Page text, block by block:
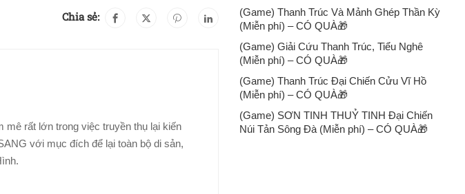
Chia sẻ:
mê rất lớn trong việc truyền thụ lại kiến
với mục đích để lại toàn bộ di sản,
(Game) Thanh Trúc Và Mảnh Ghép Thần Kỳ
(Miễn phí) – CÓ QUÀ🎁
(Game) Giải Cứu Thanh Trúc, Tiểu Nghê
(Miễn phí) – CÓ QUÀ🎁
(Game) Thanh Trúc Đại Chiến Cửu Vĩ Hồ
(Miễn phí) – CÓ QUÀ🎁
(Game) SƠN TINH THUỶ TINH Đại Chiến
Núi Tản Sông Đà (Miễn phí) – CÓ QUÀ🎁